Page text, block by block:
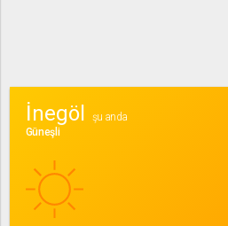
İnegöl
şu anda
Güneşli